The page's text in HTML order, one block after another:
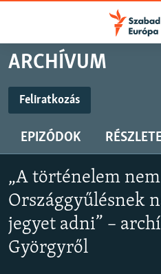
Akadálymentes
Ugrás
fő
oldalra
tartalomjegyzékre
Ugrás
keresésre
AKTUÁLIS
ELEMZŐ
NER15
SZABADON
TÁRSADALOM
ARCHÍVUM
Feliratkozás
EPIZÓDOK
„A történelem
Országgyűlésnek
jegyet adni” –
Györgyről